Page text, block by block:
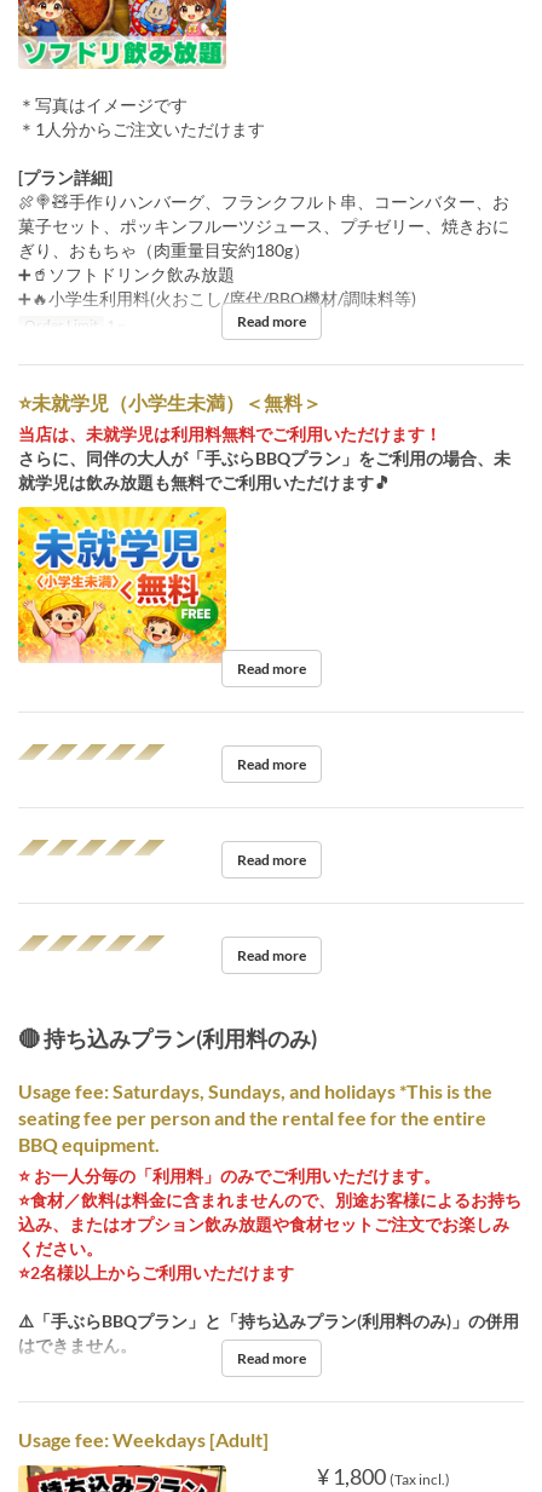
＊写真はイメージです
＊1人分からご注文いただけます
[プラン詳細]
🍖🍭🧸手作りハンバーグ、フランクフルト串、コーンバター、お
菓子セット、ポッキンフルーツジュース、プチゼリー、焼きおに
ぎり、おもちゃ（肉重量目安約180g）
➕🥤ソフトドリンク飲み放題
➕🔥小学生利用料(火おこし/席代/BBQ機材/調味料等)
Order Limit 1 ~ Read more
⭐️未就学児（小学生未満）＜無料＞
当店は、未就学児は利用料無料でご利用いただけます！
さらに、同伴の大人が「手ぶらBBQプラン」をご利用の場合、未
就学児は飲み放題も無料でご利用いただけます🎵
Read more
◢◤◢◤◢◤◢◤◢◤
Read more
◢◤◢◤◢◤◢◤◢◤
Read more
◢◤◢◤◢◤◢◤◢◤
Read more
🔴 持ち込みプラン(利用料のみ)
Usage fee: Saturdays, Sundays, and holidays *This is the
seating fee per person and the rental fee for the entire
BBQ equipment.
⭐️ お一人分毎の「利用料」のみでご利用いただけます。
⭐️食材／飲料は料金に含まれませんので、別途お客様によるお持ち
込み、またはオプション飲み放題や食材セットご注文でお楽しみ
ください。
⭐️2名様以上からご利用いただけます
⚠️「手ぶらBBQプラン」と「持ち込みプラン(利用料のみ)」の併用
はできません。
Read more
Usage fee: Weekdays [Adult]
¥ 1,800 (Tax incl.)